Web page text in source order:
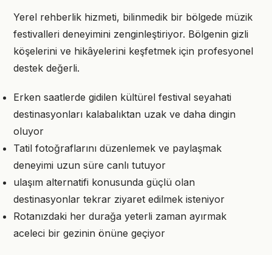
Yerel rehberlik hizmeti, bilinmedik bir bölgede müzik
festivalleri deneyimini zenginleştiriyor. Bölgenin gizli
köşelerini ve hikâyelerini keşfetmek için profesyonel
destek değerli.
Erken saatlerde gidilen kültürel festival seyahati
destinasyonları kalabalıktan uzak ve daha dingin
oluyor
Tatil fotoğraflarını düzenlemek ve paylaşmak
deneyimi uzun süre canlı tutuyor
ulaşım alternatifi konusunda güçlü olan
destinasyonlar tekrar ziyaret edilmek isteniyor
Rotanızdaki her durağa yeterli zaman ayırmak
aceleci bir gezinin önüne geçiyor